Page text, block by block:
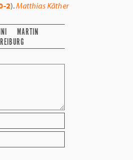
2).Matthias Käther
MARTIN